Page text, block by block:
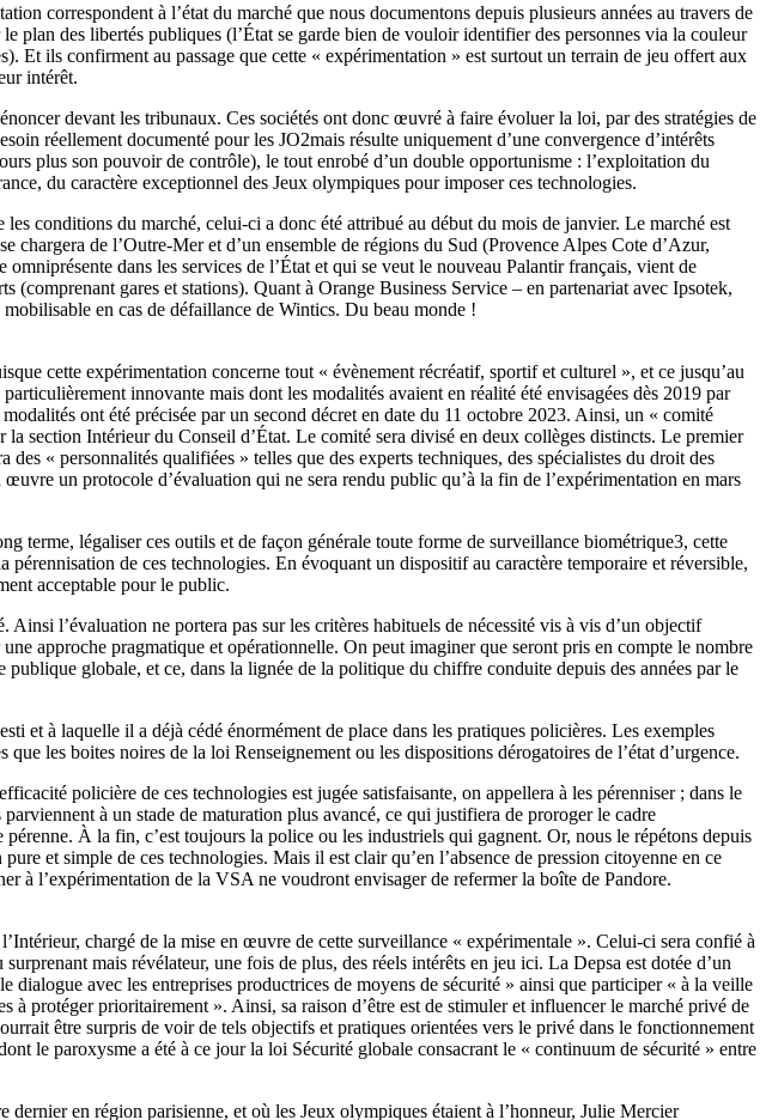
correspondent à l’état du marché que nous documentons depuis plusieurs années au travers de
plan des libertés publiques (l’État se garde bien de vouloir identifier des personnes via la couleur
Et ils confirment au passage que cette « expérimentation » est surtout un terrain de jeu offert aux
intérêt.
devant les tribunaux. Ces sociétés ont donc œuvré à faire évoluer la loi, par des stratégies de
réellement documenté pour les JO2mais résulte uniquement d’une convergence d’intérêts
plus son pouvoir de contrôle), le tout enrobé d’un double opportunisme : l’exploitation du
du caractère exceptionnel des Jeux olympiques pour imposer ces technologies.
conditions du marché, celui-ci a donc été attribué au début du mois de janvier. Le marché est
de l’Outre-Mer et d’un ensemble de régions du Sud (Provence Alpes Cote d’Azur,
dans les services de l’État et qui se veut le nouveau Palantir français, vient de
gares et stations). Quant à Orange Business Service – en partenariat avec Ipsotek,
en cas de défaillance de Wintics. Du beau monde !
cette expérimentation concerne tout « évènement récréatif, sportif et culturel », et ce jusqu’au
innovante mais dont les modalités avaient en réalité été envisagées dès 2019 par
ont été précisée par un second décret en date du 11 octobre 2023. Ainsi, un « comité
section Intérieur du Conseil d’État. Le comité sera divisé en deux collèges distincts. Le premier
« personnalités qualifiées » telles que des experts techniques, des spécialistes du droit des
un protocole d’évaluation qui ne sera rendu public qu’à la fin de l’expérimentation en mars
terme, légaliser ces outils et de façon générale toute forme de surveillance biométrique3, cette
de ces technologies. En évoquant un dispositif au caractère temporaire et réversible,
acceptable pour le public.
l’évaluation ne portera pas sur les critères habituels de nécessité vis à vis d’un objectif
approche pragmatique et opérationnelle. On peut imaginer que seront pris en compte le nombre
globale, et ce, dans la lignée de la politique du chiffre conduite depuis des années par le
et à laquelle il a déjà cédé énormément de place dans les pratiques policières. Les exemples
les boites noires de la loi Renseignement ou les dispositions dérogatoires de l’état d’urgence.
policière de ces technologies est jugée satisfaisante, on appellera à les pérenniser ; dans le
à un stade de maturation plus avancé, ce qui justifiera de proroger le cadre
À la fin, c’est toujours la police ou les industriels qui gagnent. Or, nous le répétons depuis
et simple de ces technologies. Mais il est clair qu’en l’absence de pression citoyenne en ce
à l’expérimentation de la VSA ne voudront envisager de refermer la boîte de Pandore.
chargé de la mise en œuvre de cette surveillance « expérimentale ». Celui-ci sera confié à
mais révélateur, une fois de plus, des réels intérêts en jeu ici. La Depsa est dotée d’un
dialogue avec les entreprises productrices de moyens de sécurité » ainsi que participer « à la veille
à protéger prioritairement ». Ainsi, sa raison d’être est de stimuler et influencer le marché privé de
être surpris de voir de tels objectifs et pratiques orientées vers le privé dans le fonctionnement
le paroxysme a été à ce jour la loi Sécurité globale consacrant le « continuum de sécurité » entre
en région parisienne, et où les Jeux olympiques étaient à l’honneur, Julie Mercier